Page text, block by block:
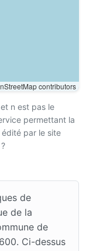
contributors
n est pas le
permettant la
par le site
de
de la
de
Ci-dessus